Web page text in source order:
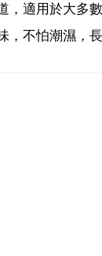
適用於大多
，不怕潮濕，